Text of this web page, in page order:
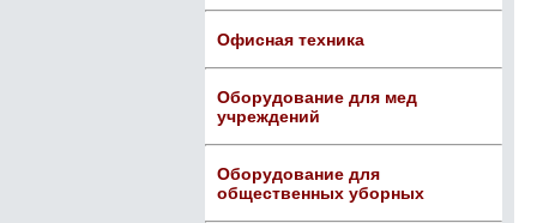
Офисная техника
Оборудование для мед
учреждений
Оборудование для
общественных уборных